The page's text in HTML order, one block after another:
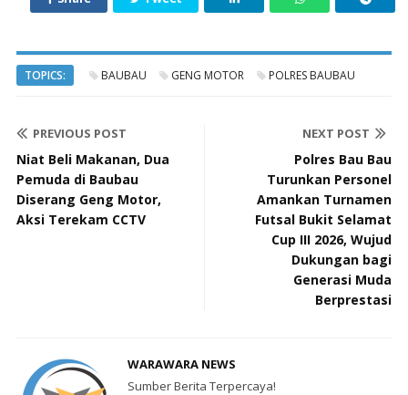
TOPICS: BAUBAU GENG MOTOR POLRES BAUBAU
PREVIOUS POST
Niat Beli Makanan, Dua
Pemuda di Baubau
Diserang Geng Motor,
Aksi Terekam CCTV
NEXT POST
Polres Bau Bau
Turunkan Personel
Amankan Turnamen
Futsal Bukit Selamat
Cup III 2026, Wujud
Dukungan bagi
Generasi Muda
Berprestasi
WARAWARA NEWS
Sumber Berita Terpercaya!